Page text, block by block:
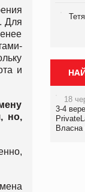
Для
и
но,
18
3-4
Власна